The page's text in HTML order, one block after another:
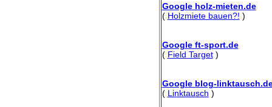
Google holz-mieten.de
( Holzmiete bauen?! )
Google ft-sport.de
( Field Target)
Google blog-
( Linktausch )